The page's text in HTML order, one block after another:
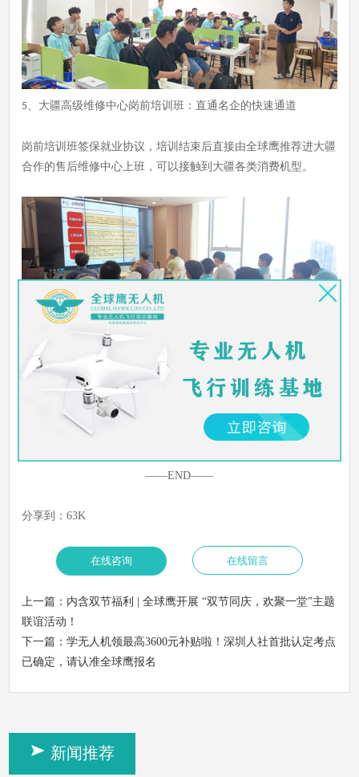
5 大疆高级维修中心岗前培训班：直通名企的快速通道
岗前培训班签保就业协议，培训结束后直接由全球鹰推荐进大疆
合作的售后维修中心上班，可以接触到大疆各类消费机型。
全球鹰作为国内较早从事无人机专业培训的机构之一，始终
以“培养行业精英，推动低空经济产业进步”为己任。课程设置紧
跟政策与市场需求，师资团队均具备多年一线从业与教学经验，
已为行业输送大批获得企业高度认可的专业人才。新一轮班期现
已开放报名，欢迎对无人机飞行、维修、教学等领域感兴趣的学
——END——
分享到：63K
上一篇： 内含双节福利 | 全球鹰开展 “双节同庆，欢聚一堂”主题
联谊活动！
下一篇：学无人机领最高3600元补贴啦！深圳人社首批认定考点
已确定，请认准全球鹰报名
新闻推荐